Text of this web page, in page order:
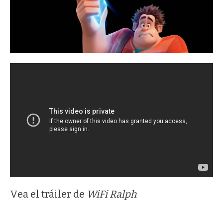
Vea el tráiler de WiFi Ralph